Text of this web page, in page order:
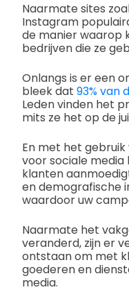
Naarmate sites
Instagram
de manier waarop
bedrijven die ze
Onlangs is er een
bleek dat 93% van
Leden vinden het
mits ze het op de
En met het
voor sociale media
klanten
en demografische
waardoor uw
Naarmate het
veranderd, zijn er
ontstaan om met
goederen en
media.